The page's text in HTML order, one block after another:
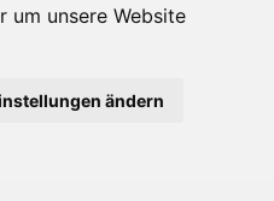
um unsere Website
ändern